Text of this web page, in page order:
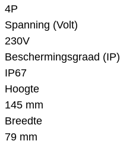
4P
Spanning (Volt)
230V
Beschermingsgraad (IP)
IP67
Hoogte
145 mm
Breedte
79 mm